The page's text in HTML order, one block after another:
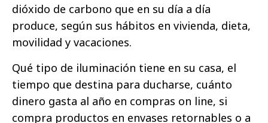
dióxido de carbono que en su día a día
produce, según sus hábitos en vivienda, dieta,
movilidad y vacaciones.
Qué tipo de iluminación tiene en su casa, el
tiempo que destina para ducharse, cuánto
dinero gasta al año en compras on line, si
compra productos en envases retornables o a